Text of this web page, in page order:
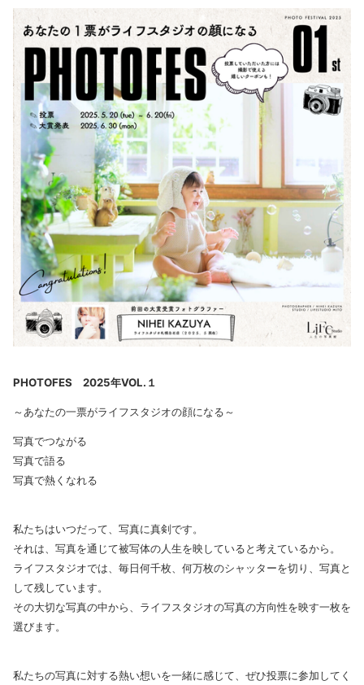
PHOTOFES 2025年VOL.１
～あなたの一票がライフスタジオの顔になる～
写真でつながる
写真で語る
写真で熱くなれる
私たちはいつだって、写真に真剣です。
それは、写真を通じて被写体の人生を映していると考えているから。
ライフスタジオでは、毎日何千枚、何万枚のシャッターを切り、写真と
して残しています。
その大切な写真の中から、ライフスタジオの写真の方向性を映す一枚を
選びます。
私たちの写真に対する熱い想いを一緒に感じて、ぜひ投票に参加してく